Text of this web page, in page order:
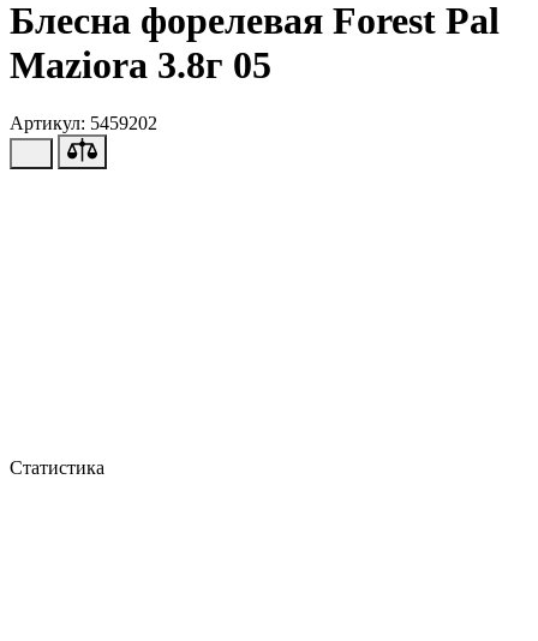
Блесна форелевая Forest Pal
Maziora 3.8г 05
Артикул: 5459202
Статистика